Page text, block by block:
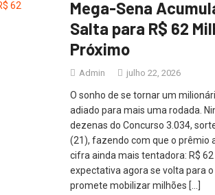
Mega-Sena
Salta para R$ 62
Próximo
Admin julho 22, 2026
O sonho de se tornar um
adiado para mais uma rodada.
dezenas do Concurso 3.034,
(21), fazendo com que o prêmio
cifra ainda mais tentadora: R$
expectativa agora se volta para
promete mobilizar milhões […]